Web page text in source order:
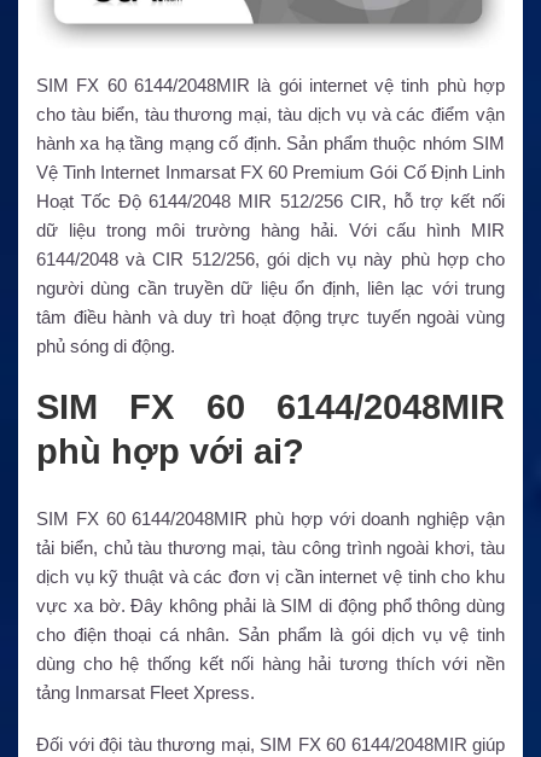
SIM FX 60 6144/2048MIR là gói internet vệ tinh phù hợp
cho tàu biển, tàu thương mại, tàu dịch vụ và các điểm vận
hành xa hạ tầng mạng cố định. Sản phẩm thuộc nhóm SIM
Vệ Tinh Internet Inmarsat FX 60 Premium Gói Cố Định Linh
Hoạt Tốc Độ 6144/2048 MIR 512/256 CIR, hỗ trợ kết nối
dữ liệu trong môi trường hàng hải. Với cấu hình MIR
6144/2048 và CIR 512/256, gói dịch vụ này phù hợp cho
người dùng cần truyền dữ liệu ổn định, liên lạc với trung
tâm điều hành và duy trì hoạt động trực tuyến ngoài vùng
phủ sóng di động.
SIM FX 60 6144/2048MIR
phù hợp với ai?
SIM FX 60 6144/2048MIR phù hợp với doanh nghiệp vận
tải biển, chủ tàu thương mại, tàu công trình ngoài khơi, tàu
dịch vụ kỹ thuật và các đơn vị cần internet vệ tinh cho khu
vực xa bờ. Đây không phải là SIM di động phổ thông dùng
cho điện thoại cá nhân. Sản phẩm là gói dịch vụ vệ tinh
dùng cho hệ thống kết nối hàng hải tương thích với nền
tảng Inmarsat Fleet Xpress.
Đối với đội tàu thương mại, SIM FX 60 6144/2048MIR giúp